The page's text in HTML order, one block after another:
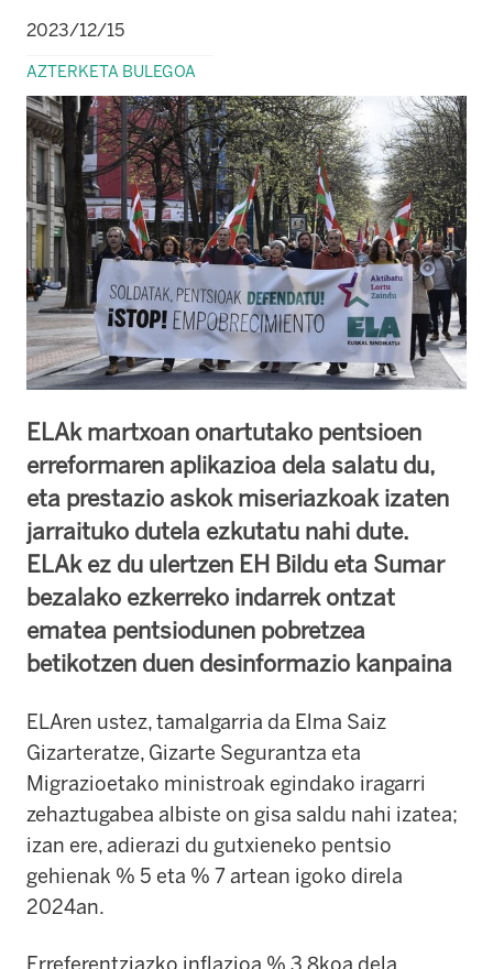
2023/12/15
AZTERKETA BULEGOA
ELAk martxoan onartutako pentsioen
erreformaren aplikazioa dela salatu du,
eta prestazio askok miseriazkoak izaten
jarraituko dutela ezkutatu nahi dute.
ELAk ez du ulertzen EH Bildu eta Sumar
bezalako ezkerreko indarrek ontzat
ematea pentsiodunen pobretzea
betikotzen duen desinformazio kanpaina
ELAren ustez, tamalgarria da Elma Saiz
Gizarteratze, Gizarte Segurantza eta
Migrazioetako ministroak egindako iragarri
zehaztugabea albiste on gisa saldu nahi izatea;
izan ere, adierazi du gutxieneko pentsio
gehienak % 5 eta % 7 artean igoko direla
2024an.